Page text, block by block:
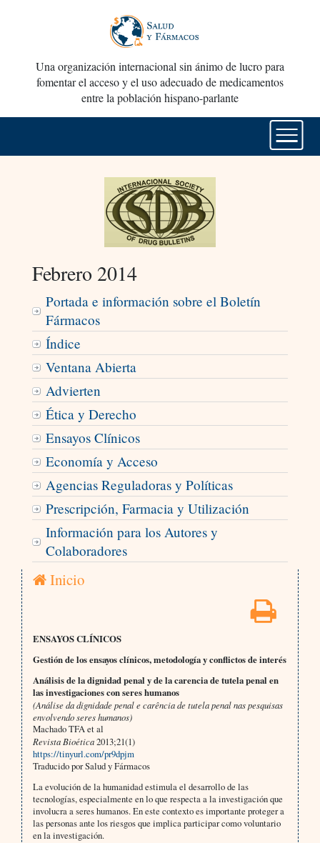
Una organización internacional sin ánimo de lucro para
fomentar el acceso y el uso adecuado de medicamentos
entre la población hispano-parlante
Febrero 2014
Portada e información sobre el Boletín
Fármacos
Índice
Ventana Abierta
Advierten
Ética y Derecho
Ensayos Clínicos
Economía y Acceso
Agencias Reguladoras y Políticas
Prescripción, Farmacia y Utilización
Información para los Autores y
Colaboradores
Inicio
ENSAYOS CLÍNICOS
Gestión de los ensayos clínicos, metodología y conflictos de interés
Análisis de la dignidad penal y de la carencia de tutela penal en
las investigaciones con seres humanos
(Análise da dignidade penal e carência de tutela penal nas pesquisas
envolvendo seres humanos)
Machado TFA et al
Revista Bioética2013;21(1)
https://tinyurl.com/pr9dpjm
Traducido por Salud y Fármacos
La evolución de la humanidad estimula el desarrollo de las
tecnologías, especialmente en lo que respecta a la investigación que
involucra a seres humanos. En este contexto es importante proteger a
las personas ante los riesgos que implica participar como voluntario
en la investigación.